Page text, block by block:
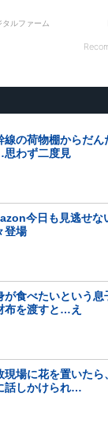
ルファーム
線の荷物棚からだ
わず二度見
今日も見逃せな
登場
が食べたいという息
布を渡すと…え
現場に花を置いた
話しかけられ…